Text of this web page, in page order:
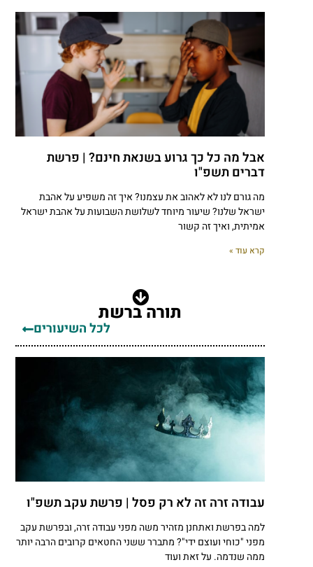
אבל מה כל כך גרוע בשנאת חינם? | פרשת
דברים תשפ"ו
מה גורם לנו לא לאהוב את עצמנו? איך זה משפיע על אהבת
ישראל שלנו? שיעור מיוחד לשלושת השבועות על אהבת ישראל
אמיתית, ואיך זה קשור
קרא עוד »
תורה ברשת
לכל השיעורים
עבודה זרה זה לא רק פסל | פרשת עקב תשפ"ו
למה בפרשת ואתחנן מזהיר משה מפני עבודה זרה, ובפרשת עקב
מפני "כוחי ועוצם ידי"? מתברר ששני החטאים קרובים הרבה יותר
ממה שנדמה. על זאת ועוד